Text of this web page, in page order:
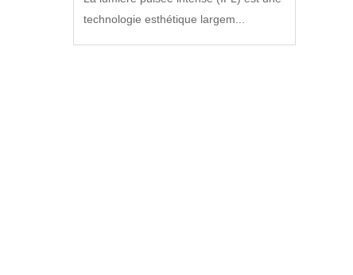
technologie esthétique largem...